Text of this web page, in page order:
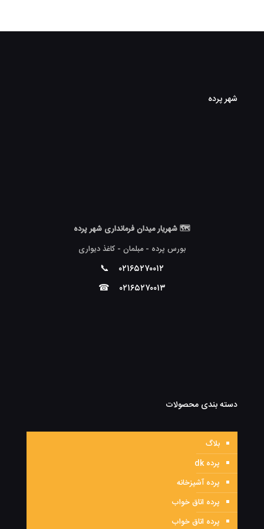
شهر پرده
🗺 شهریار میدان فرمانداری شهر پرده
بورس پرده - مبلمان - کاغذ دیواری
۰۲۱۶۵۲۷۰۰۱۲ 📞
۰۲۱۶۵۲۷۰۰۱۳ ☎
دسته بندی محصولات
بلاگ
پرده dk
پرده آشپزخانه
پرده اتاق خواب
پرده اتاق خواب